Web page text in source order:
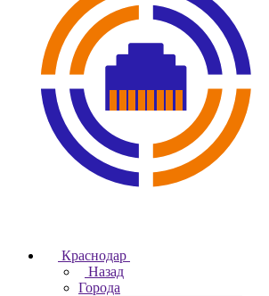
Краснодар
Назад
Города